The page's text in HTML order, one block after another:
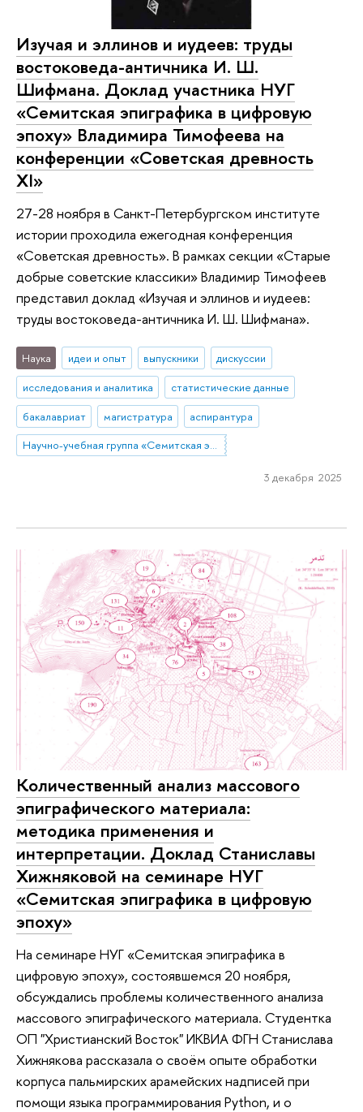
Изучая и эллинов и иудеев: труды
востоковеда-античника И. Ш.
Шифмана. Доклад участника НУГ
«Семитская эпиграфика в цифровую
эпоху» Владимира Тимофеева на
конференции «Советская древность
XI»
27-28 ноября в Санкт-Петербургском институте
истории проходила ежегодная конференция
«Советская древность». В рамках секции «Старые
добрые советские классики» Владимир Тимофеев
представил доклад «Изучая и эллинов и иудеев:
труды востоковеда-античника И. Ш. Шифмана».
Наука идеи и опыт выпускники
дискуссии
исследования и аналитика
статистические данные
бакалавриат
магистратура
аспирантура
Научно-учебная группа «Семитская эпиграфика в цифровую эпоху»
3 декабря 2025
Количественный анализ массового
эпиграфического материала:
методика применения и
интерпретации. Доклад Станиславы
Хижняковой на семинаре НУГ
«Семитская эпиграфика в цифровую
эпоху»
На семинаре НУГ «Семитская эпиграфика в
цифровую эпоху», состоявшемся 20 ноября,
обсуждались проблемы количественного анализа
массового эпиграфического материала. Студентка
ОП "Христианский Восток" ИКВИА ФГН Станислава
Хижнякова рассказала о своём опыте обработки
корпуса пальмирских арамейских надписей при
помощи языка программирования Python, и о